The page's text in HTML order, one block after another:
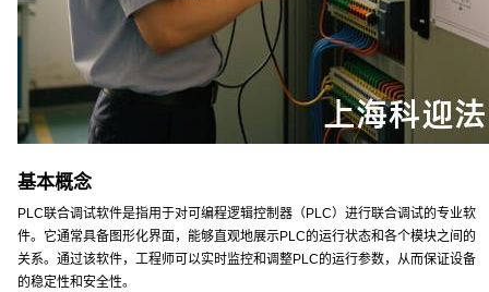
基本概念
PLC联合调试软件是指用于对可编程逻辑控制器（PLC）进行联合调试的专业软
件。它通常具备图形化界面，能够直观地展示PLC的运行状态和各个模块之间的
关系。通过该软件，工程师可以实时监控和调整PLC的运行参数，从而保证设备
的稳定性和安全性。